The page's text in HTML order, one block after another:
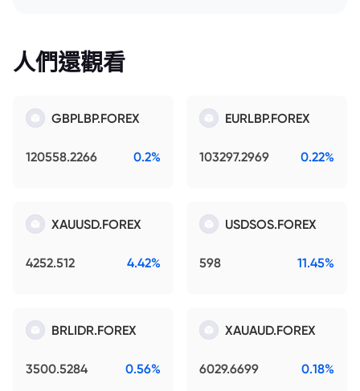
人們還觀看
GBPLBP.FOREX
120558.2266 0.2%
EURLBP.FOREX
103297.2969 0.22%
XAUUSD.FOREX
4252.512 4.42%
USDSOS.FOREX
598 11.45%
BRLIDR.FOREX
3500.5284 0.56%
XAUAUD.FOREX
6029.6699 0.18%